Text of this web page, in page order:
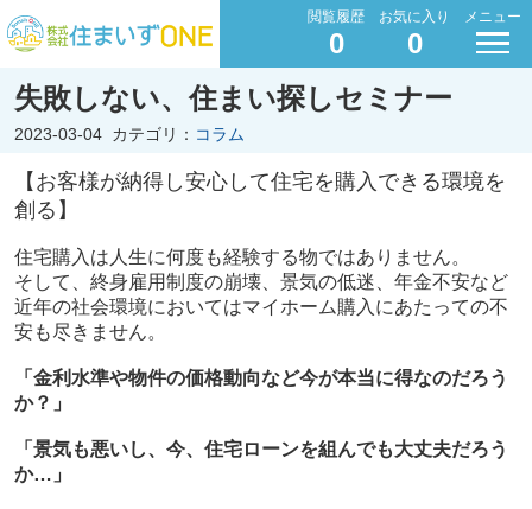
閲覧履歴
0
お気に入り
0
メニュー
失敗しない、住まい探しセミナー
2023-03-04 カテゴリ： コラム
【お客様が納得し安心して住宅を購入できる環境を
創る】
住宅購入は人生に何度も経験する物ではありません。
そして、終身雇用制度の崩壊、景気の低迷、年金不安など
近年の社会環境においてはマイホーム購入にあたっての不
安も尽きません。
「金利水準や物件の価格動向など今が本当に得なのだろう
か？」
「景気も悪いし、今、住宅ローンを組んでも大丈夫だろう
か…」